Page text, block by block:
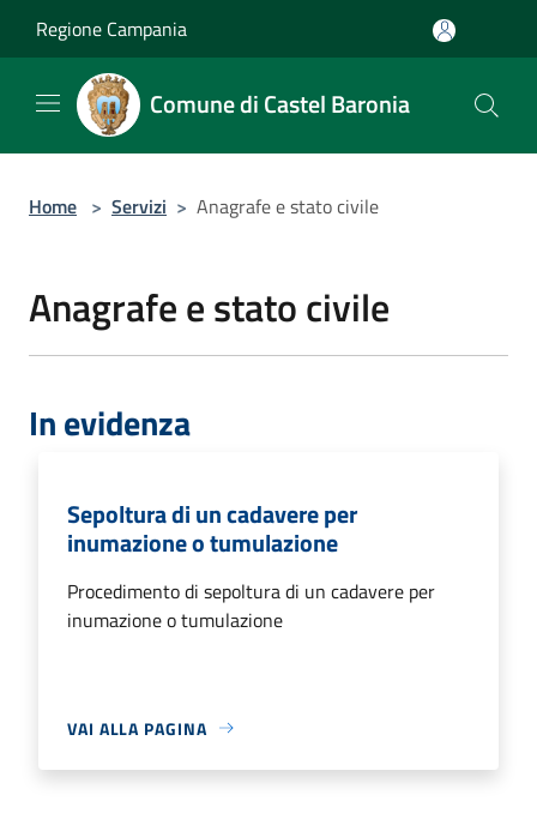
Regione Campania
Comune di Castel Baronia
Home > Servizi > Anagrafe e stato civile
Anagrafe e stato civile
In evidenza
Sepoltura di un cadavere per
inumazione o tumulazione
Procedimento di sepoltura di un cadavere per
inumazione o tumulazione
VAI ALLA PAGINA